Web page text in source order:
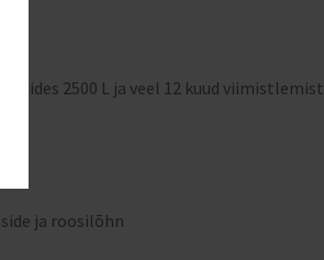
2500 L ja veel 12 kuud viimistlemist
ja roosilõhn